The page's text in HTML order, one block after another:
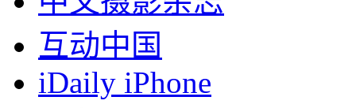
互动中国
iDaily iPhone